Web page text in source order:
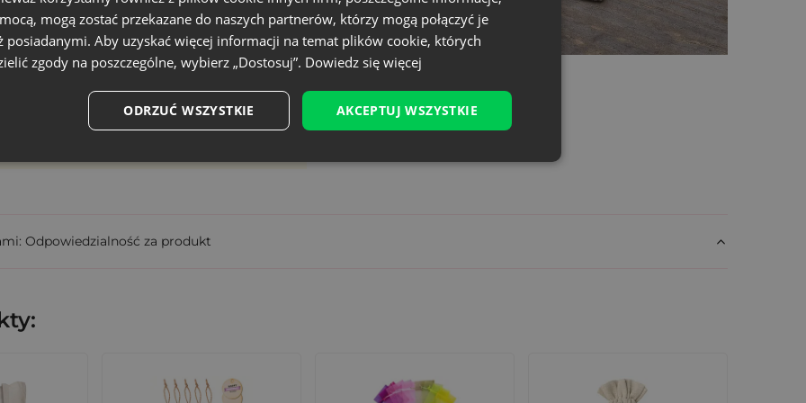
baby shower, komunie.
woreczki od Saketos?
to opakowanie, które dodaje wartości produktowi, jeszcze zanim klient je otworzy. Wprowadź do
stylem i sercem.
Mały
P.LIN-0810-NAT.KW-172
5902565687380
rozmiar może różnić +/- 1 cm
Odpowiedzialność za produkt
mogą zostać przekazane do naszych partnerów, którzy mogą połączyć je
posiadanymi. Aby uzyskać więcej informacji na temat plików cookie, których
zgody na poszczególne, wybierz „Dostosuj”. Dowiedz się więcej
AKCEPTUJ WSZYSTKIE
ODRZUĆ WSZYSTKIE